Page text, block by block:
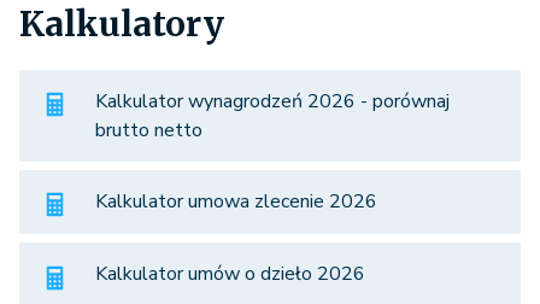
Kalkulatory
Kalkulator wynagrodzeń 2026 - porównaj
brutto netto
Kalkulator umowa zlecenie 2026
Kalkulator umów o dzieło 2026